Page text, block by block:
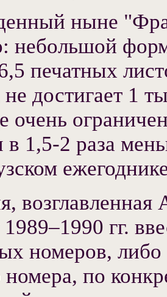
ныне
небольшой
печатных
достигает 1
очень
в 1,5-2 раза
1989–1990 гг.
номеров, либо
номера, по